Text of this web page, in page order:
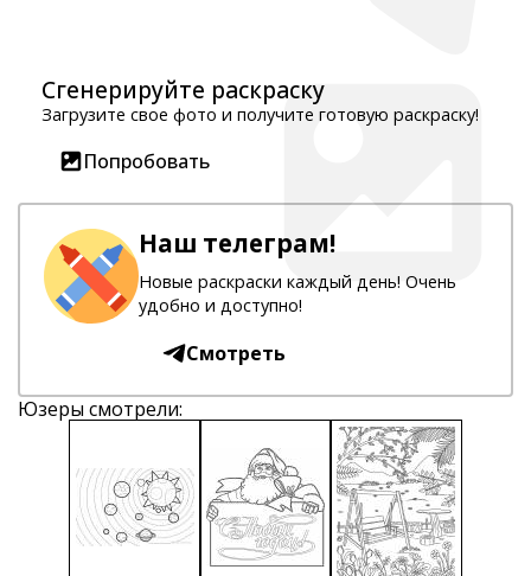
Сгенерируйте раскраску
Загрузите свое фото и получите готовую раскраску!
Попробовать
Наш телеграм!
Новые раскраски каждый день! Очень
удобно и доступно!
Смотреть
Юзеры смотрели: